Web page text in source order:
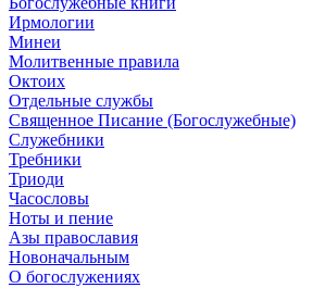
Ирмологии
Минеи
Молитвенные правила
Октоих
Отдельные службы
Священное Писание (Богослужебные)
Служебники
Требники
Триоди
Часословы
Ноты и пение
Азы православия
Новоначальным
О богослужениях